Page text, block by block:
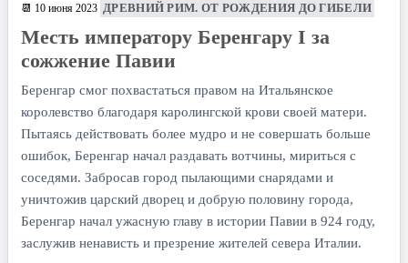
📆 10 июня 2023 ДРЕВНИЙ РИМ. ОТ РОЖДЕНИЯ ДО ГИБЕЛИ
Месть императору Беренгару I за
сожжение Павии
Беренгар смог похвастаться правом на Итальянское
королевство благодаря каролингской крови своей матери.
Пытаясь действовать более мудро и не совершать больше
ошибок, Беренгар начал раздавать вотчины, мириться с
соседями. Забросав город пылающими снарядами и
уничтожив царский дворец и добрую половину города,
Беренгар начал ужасную главу в истории Павии в 924 году,
заслужив ненависть и презрение жителей севера Италии.